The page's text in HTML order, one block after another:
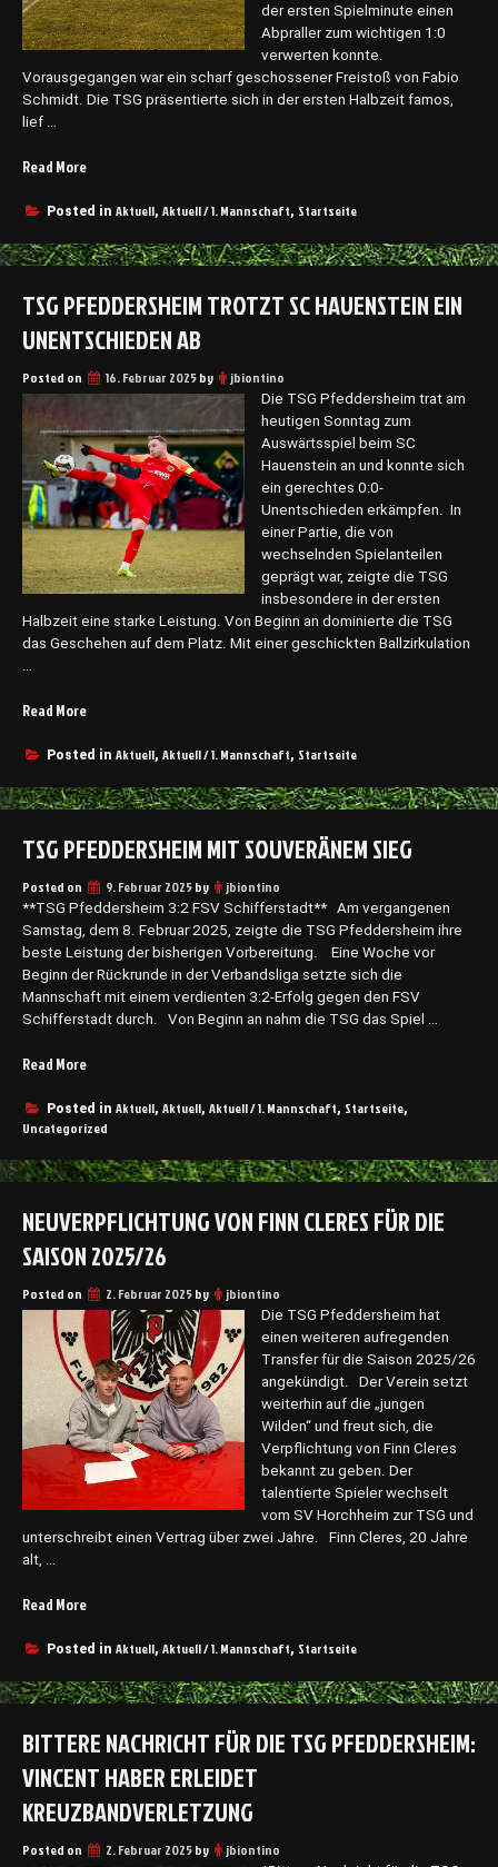
.
S
A
l
n
n
i
a
a
l
d
a
l
e
s
h
e
i
m
(
0
8
.
0
5
“
der ersten Spielminute einen
Abpraller zum wichtigen 1:0
verwerten konnte.
Vorausgegangen war ein scharf geschossener Freistoß von Fabio
Schmidt. Die TSG präsentierte sich in der ersten Halbzeit famos,
lief …
Read More
i
U
e
n
t
s
c
i
e
d
e
n
d
e
r
v
e
r
s
t
e
n
h
a
n
c
e
n
:
T
f
e
d
e
r
s
h
i
e
g
e
n
T
u
ü
g
e
n
:
2
“
Posted in Aktuell, Aktuell / 1. Mannschaft, Startseite
TSG PFEDDERSHEIM TROTZT SC HAUENSTEIN EIN
UNENTSCHIEDEN AB
Posted on 16. Februar 2025by jbiontino
Die TSG Pfeddersheim trat am
heutigen Sonntag zum
Auswärtsspiel beim SC
Hauenstein an und konnte sich
ein gerechtes 0:0-
Unentschieden erkämpfen. In
einer Partie, die von
wechselnden Spielanteilen
geprägt war, zeigte die TSG
insbesondere in der ersten
Halbzeit eine starke Leistung. Von Beginn an dominierte die TSG
das Geschehen auf dem Platz. Mit einer geschickten Ballzirkulation
…
Read More
S
P
e
d
d
e
r
s
h
e
i
o
t
z
t
C
H
a
u
e
s
t
e
i
n
e
i
n
U
s
h
i
e
d
e
n
a
b
Posted in Aktuell, Aktuell / 1. Mannschaft, Startseite
TSG PFEDDERSHEIM MIT SOUVERÄNEM SIEG
Posted on 9. Februar 2025by jbiontino
**TSG Pfeddersheim 3:2 FSV Schifferstadt** Am vergangenen
Samstag, dem 8. Februar 2025, zeigte die TSG Pfeddersheim ihre
beste Leistung der bisherigen Vorbereitung. Eine Woche vor
Beginn der Rückrunde in der Verbandsliga setzte sich die
Mannschaft mit einem verdienten 3:2-Erfolg gegen den FSV
Schifferstadt durch. Von Beginn an nahm die TSG das Spiel …
Read More
S
G
f
d
e
r
s
e
i
m
m
i
t
s
o
u
n
m
S
i
e
g
Posted in Aktuell, Aktuell, Aktuell / 1. Mannschaft, Startseite,
Uncategorized
NEUVERPFLICHTUNG VON FINN CLERES FÜR DIE
SAISON 2025/26
Posted on 2. Februar 2025by jbiontino
Die TSG Pfeddersheim hat
einen weiteren aufregenden
Transfer für die Saison 2025/26
angekündigt. Der Verein setzt
weiterhin auf die „jungen
Wilden“ und freut sich, die
Verpflichtung von Finn Cleres
bekannt zu geben. Der
talentierte Spieler wechselt
vom SV Horchheim zur TSG und
unterschreibt einen Vertrag über zwei Jahre. Finn Cleres, 20 Jahre
alt, …
Read More
e
v
r
p
f
l
i
c
Posted in Aktuell, Aktuell / 1. Mannschaft, Startseite
BITTERE NACHRICHT FÜR DIE TSG PFEDDERSHEIM:
VINCENT HABER ERLEIDET
KREUZBANDVERLETZUNG
Posted on 2. Februar 2025by jbiontino